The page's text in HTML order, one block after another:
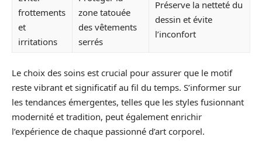
frottements
et
irritations
zone tatouée
des vêtements
serrés
Préserve la netteté du
dessin et évite
l’inconfort
Le choix des soins est crucial pour assurer que le motif
reste vibrant et significatif au fil du temps. S’informer sur
les tendances émergentes, telles que les styles fusionnant
modernité et tradition, peut également enrichir
l’expérience de chaque passionné d’art corporel.